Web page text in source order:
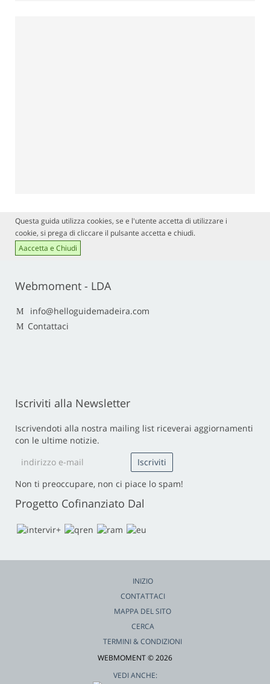
Questa guida utilizza cookies, se e l'utente accetta di utilizzare i
cookie, si prega di cliccare il pulsante accetta e chiudi.
Aaccetta e Chiudi
Webmoment - LDA
info@helloguidemadeira.com
Contattaci
Iscriviti alla Newsletter
Iscrivendoti alla nostra mailing list riceverai aggiornamenti
con le ultime notizie.
Non ti preoccupare, non ci piace lo spam!
Progetto Cofinanziato Dal
INIZIO
CONTATTACI
MAPPA DEL SITO
CERCA
TERMINI & CONDIZIONI
WEBMOMENT © 2026
VEDI ANCHE: